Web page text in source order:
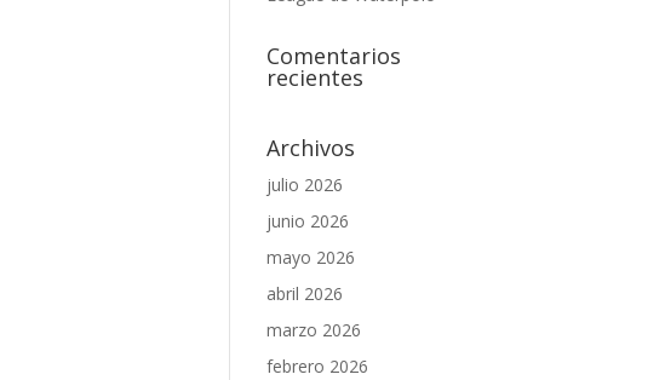
Comentarios
recientes
Archivos
julio 2026
junio 2026
mayo 2026
abril 2026
marzo 2026
febrero 2026